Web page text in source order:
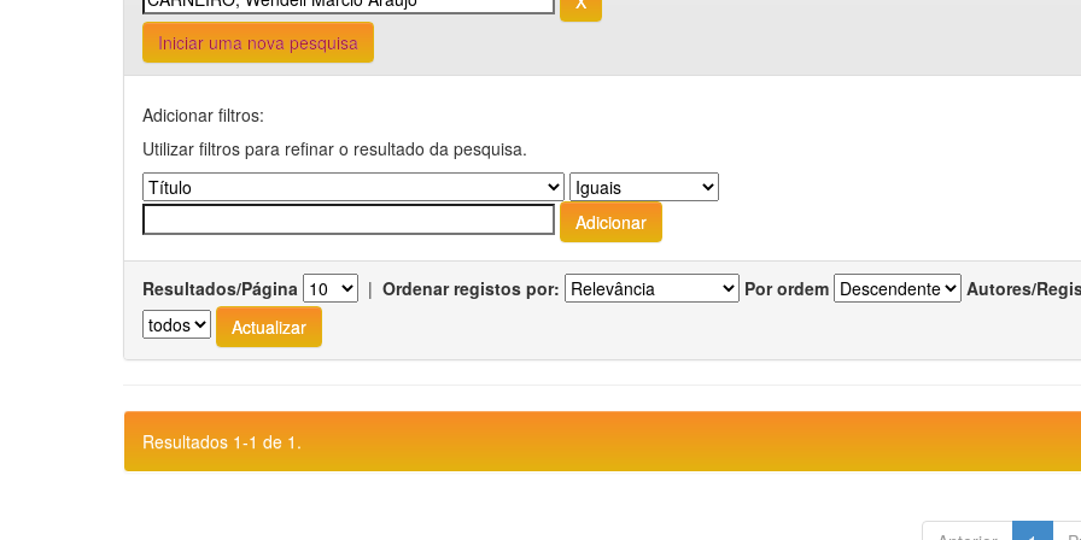
Iniciar uma nova pesquisa
Adicionar filtros:
Utilizar filtros para refinar o resultado da pesquisa.
Resultados/Página | Ordenar registos por: Por ordem Autores/
Resultados 1-1 de 1.